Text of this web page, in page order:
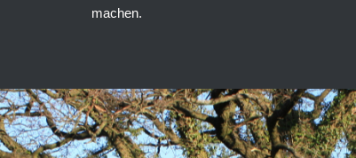
machen.